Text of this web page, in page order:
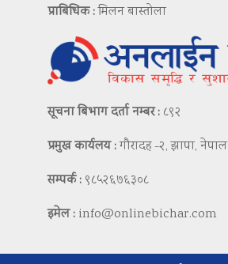
प्राबिधिक :मिलन बास्तोला
सूचना बिभाग दर्ता नम्बर : ८९२
प्रमुख कार्यलय :गौरादह -२, झापा, नेपाल
सम्पर्क : ९८५२६७६३०८
इमेल : info@onlinebichar.com